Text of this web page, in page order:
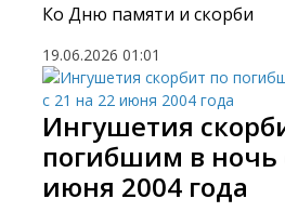
Ко Дню памяти и скорби
19.06.2026 01:01
Ингушетия
погибшим в ночь
июня 2004 года